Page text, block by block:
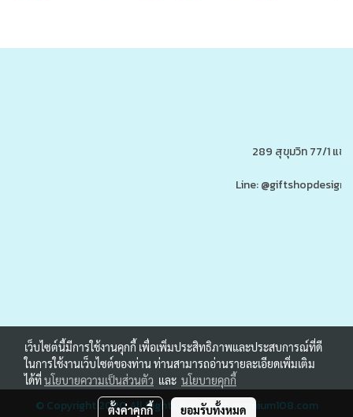
289 สุขุมวิท 77/1 แข
Line:
© Copyright 2020 All Rights Reserved.premium108.com
เว็บไซต์นี้มีการใช้งานคุกกี้ เพื่อเพิ่มประสิทธิภาพและประสบการณ์ที่ดี
ในการใช้งานเว็บไซต์ของท่าน ท่านสามารถอ่านรายละเอียดเพิ่มเติม
ได้ที่นโยบายความเป็นส่วนตัว และ นโยบายคุกกี้
ตั้งค่าคุกกี้ ยอมรับทั้งหมด